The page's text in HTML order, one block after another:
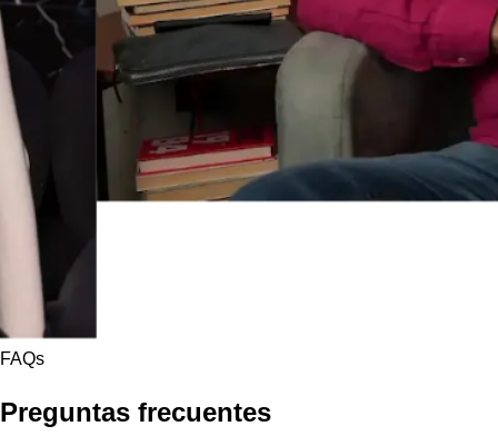
FAQs
Preguntas frecuentes